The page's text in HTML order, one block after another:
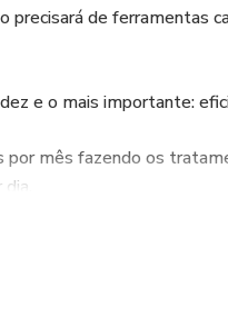
precisará de ferramentas
e o mais importante:
mês fazendo os